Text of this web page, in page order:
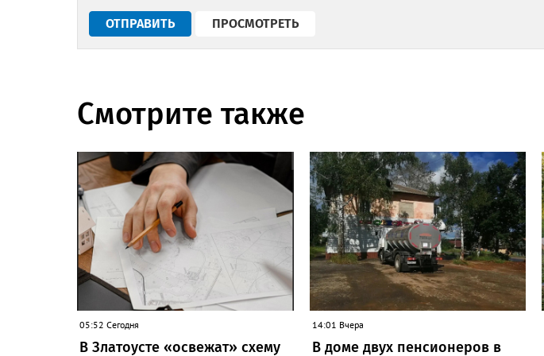
Смотрите также
05:52 Сегодня
В Златоусте «освежат» схему
14:01 Вчера
В доме двух пенсионеров в